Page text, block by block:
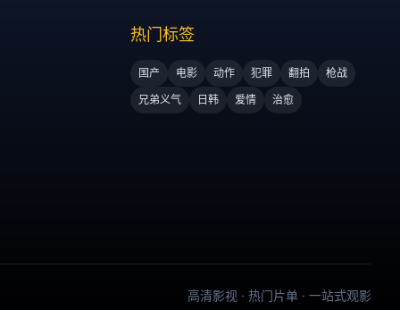
热门标签
国产 电影 动作 犯罪 翻拍
枪战
兄弟义气
日韩 爱情 治愈
高清影视 · 热门片单 · 一站式观影